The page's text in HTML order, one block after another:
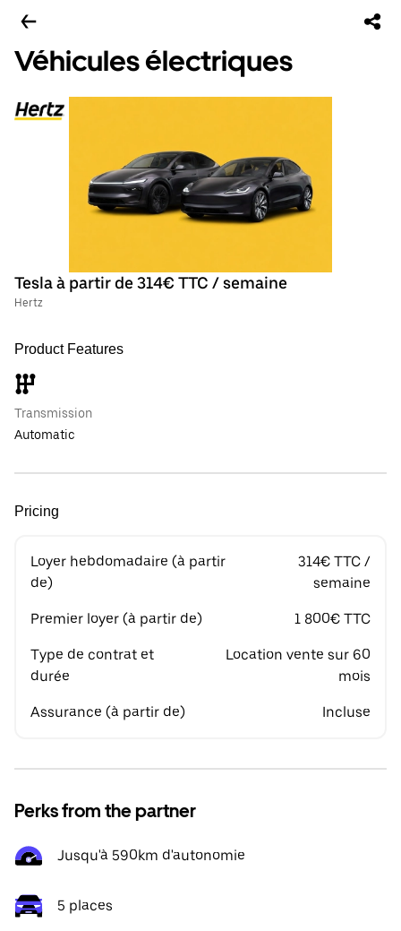
Véhicules électriques
Tesla à partir de 314€ TTC / semaine
Hertz
Product Features
Transmission
Automatic
Pricing
Loyer hebdomadaire (à partir
de)
314€ TTC /
semaine
Premier loyer (à partir de) 1 800€ TTC
Type de contrat et
durée
Location vente sur 60
mois
Assurance (à partir de) Incluse
Perks from the partner
Jusqu'à 590km d'autonomie
5 places